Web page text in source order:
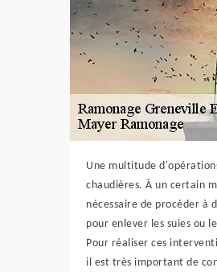
Une multitude
chaudières. À un certain
nécessaire de procéder à
pour enlever les suies ou
Pour réaliser ces
il est très important de